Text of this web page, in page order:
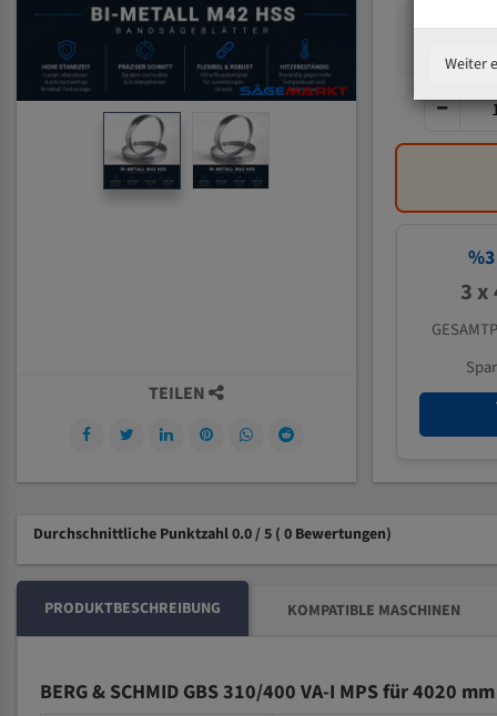
%3
3 x
TEILEN
Durchschnittliche Punktzahl 0.0 / 5 ( 0 Bewertungen)
PRODUKTBESCHREIBUNG KOMPATIBLE MASCHINEN
BERG & SCHMID GBS 310/400 VA-I MPS für 4020
Weiter